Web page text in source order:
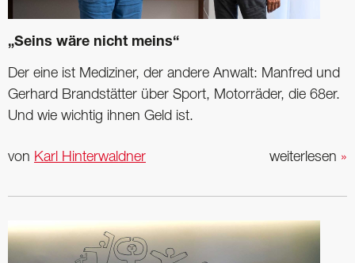
„Seins wäre nicht meins“
Der eine ist Mediziner, der andere Anwalt: Manfred und
Gerhard Brandstätter über Sport, Motorräder, die 68er.
Und wie wichtig ihnen Geld ist.
weiterlesen »
von Karl Hinterwaldner